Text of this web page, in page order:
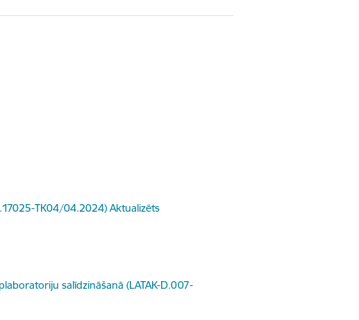
TK04/04.2024) Aktualizēts
salīdzināšanā (LATAK-D.007-